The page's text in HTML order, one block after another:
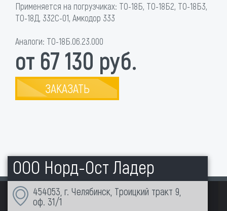
Применяется на погрузчиках: ТО-18Б, ТО-18Б2, ТО-18Б3,
ТО-18Д, 332С-01, Амкодор 333
Аналоги: ТО-18Б.06.23.000
от 67 130 руб.
ЗАКАЗАТЬ
ООО Норд-Ост Ладер
454053, г. Челябинск, Троицкий тракт 9,
оф. 31/1